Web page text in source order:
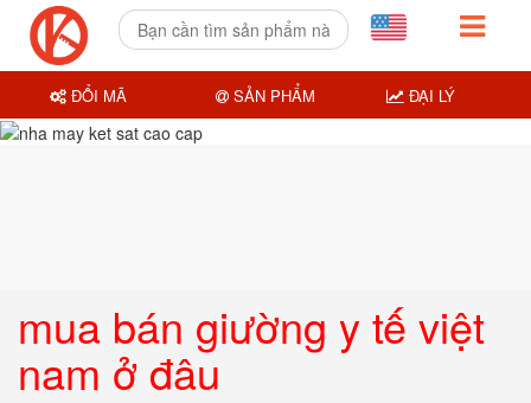
mua bán giường y tế việt
nam ở đâu
ĐỔI MÃ SẢN PHẨM ĐẠI LÝ